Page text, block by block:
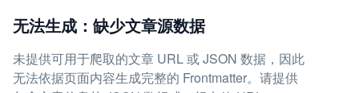
无法生成：缺少文章源数据
未提供可用于爬取的文章 URL 或 JSON 数据，因此
无法依据页面内容生成完整的 Frontmatter。请提供